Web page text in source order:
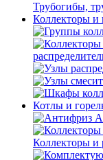
Трубогибы,
Коллекторы и
Котлы и
Коллекторы и